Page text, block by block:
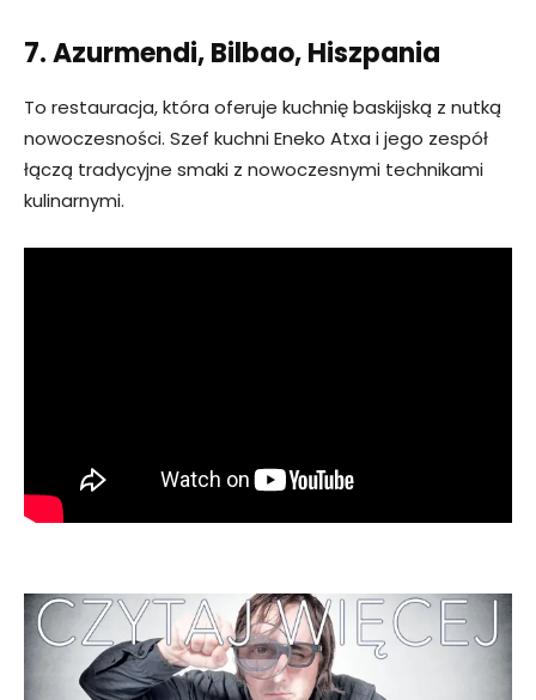
7. Azurmendi, Bilbao, Hiszpania
To restauracja, która oferuje kuchnię baskijską z nutką
nowoczesności. Szef kuchni Eneko Atxa i jego zespół
łączą tradycyjne smaki z nowoczesnymi technikami
kulinarnymi.